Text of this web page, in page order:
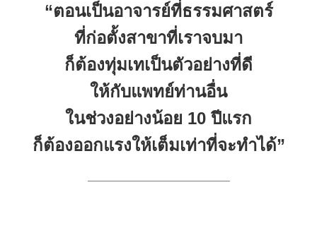
“ตอนเป็นอาจารย์ที่ธรรมศาสตร์
ที่ก่อตั้งสาขาที่เราจบมา
ก็ต้องทุ่มเทเป็นตัวอย่างที่ดี
ให้กับแพทย์ท่านอื่น
ในช่วงอย่างน้อย 10 ปีแรก
ก็ต้องออกแรงให้เต็มเท่าที่จะทำได้”
————————————–